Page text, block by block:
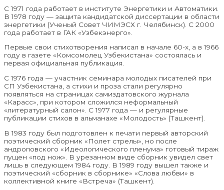
С 1971 года работает в институте Энергетики и Автоматики.
В 1978 году — защита кандидатской диссертации в области
энергетики (Ученый Совет ЧИМЭСХ г. Челябинск). С 2000
года работает в ГАК «Узбекэнерго».
Первые свои стихотворения написал в начале 60-х, а в 1966
году в газете «Комсомолец Узбекистана» состоялась и
первая официальная публикация.
С 1976 года — участник семинара молодых писателей при
СП Узбекистана, а стихи и проза стали регулярно
появляться на страницах самиздатовского журнала
«Карасс», при котором сложился неформальный
«литературный салон». С 1977 года — и регулярные
публикации стихов в альманахе «Молодость» (Ташкент).
В 1983 году был подготовлен к печати первый авторский
поэтический сборник «Полет стрелы», но после
андроповского «Идеологического пленума» готовый тираж
пущен «под нож». В урезанном виде сборник увидел свет
лишь в следующем 1984 году. В 1989 году вышел также и
поэтический «сборник в сборнике» «Слова любви» в
коллективной книге «Встреча» (Ташкент).